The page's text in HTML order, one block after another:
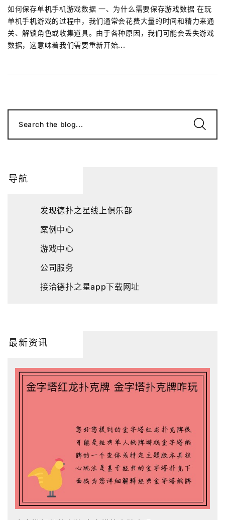
如何保存单机手机游戏数据 一、为什么需要保存游戏数据 在玩
单机手机游戏的过程中，我们通常会花费大量的时间和精力来通
关、解锁角色或收集道具。由于各种原因，我们可能会丢失游戏
数据，这意味着我们需要重新开始...
Search the blog...
导航
发现德扑之星线上俱乐部
案例中心
游戏中心
公司服务
接洽德扑之星app下载网址
最新资讯